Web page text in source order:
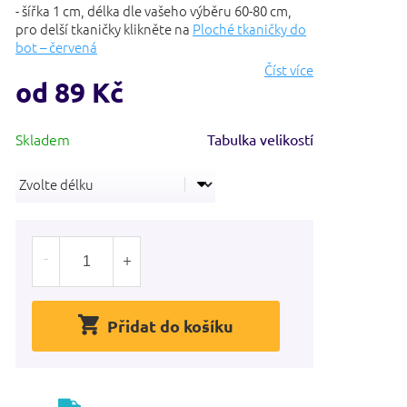
- šířka 1 cm, délka dle vašeho výběru 60-80 cm,
pro delší tkaničky klikněte na Ploché tkaničky do
bot – červená
Číst více
od 89 Kč
cena:
Tabulka velikostí
Přidat do košíku